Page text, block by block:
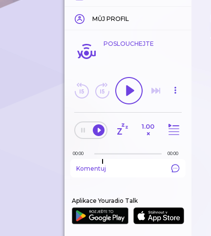
MŮJ PROFIL
POSLOUCHEJTE
1.00
×
00:00 00:00
Komentuj
Aplikace Youradio Talk